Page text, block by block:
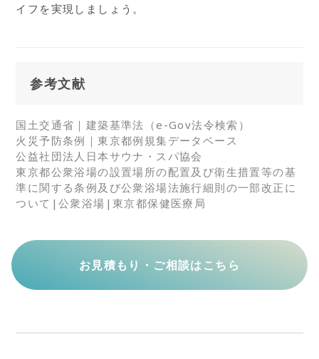
イフを実現しましょう。
参考文献
国土交通省｜建築基準法（e-Gov法令検索）
火災予防条例｜東京都例規集データベース
公益社団法人日本サウナ・スパ協会
東京都公衆浴場の設置場所の配置及び衛生措置等の基
準に関する条例及び公衆浴場法施行細則の一部改正に
ついて|公衆浴場|東京都保健医療局
お見積もり・ご相談はこちら